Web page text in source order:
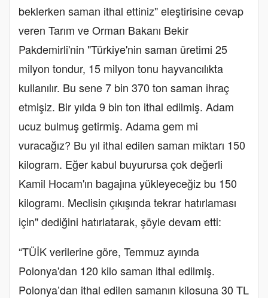
beklerken saman ithal ettiniz" eleştirisine cevap
veren Tarım ve Orman Bakanı Bekir
Pakdemirli'nin "Türkiye'nin saman üretimi 25
milyon tondur, 15 milyon tonu hayvancılıkta
kullanılır. Bu sene 7 bin 370 ton saman ihraç
etmişiz. Bir yılda 9 bin ton ithal edilmiş. Adam
ucuz bulmuş getirmiş. Adama gem mi
vuracağız? Bu yıl ithal edilen saman miktarı 150
kilogram. Eğer kabul buyurursa çok değerli
Kamil Hocam'ın bagajına yükleyeceğiz bu 150
kilogramı. Meclisin çıkışında tekrar hatırlaması
için" dediğini hatırlatarak, şöyle devam etti:
“TÜİK verilerine göre, Temmuz ayında
Polonya'dan 120 kilo saman ithal edilmiş.
Polonya’dan ithal edilen samanın kilosuna 30 TL